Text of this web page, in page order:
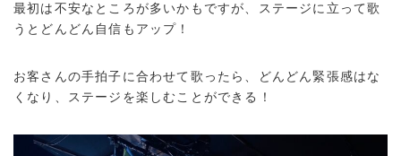
最初は不安なところが多いかもですが、ステージに立って歌
うとどんどん自信もアップ！
お客さんの手拍子に合わせて歌ったら、どんどん緊張感はな
くなり、ステージを楽しむことができる！